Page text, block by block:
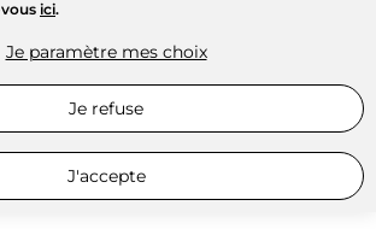
ici.
Je paramètre mes choix
Je refuse
J'accepte